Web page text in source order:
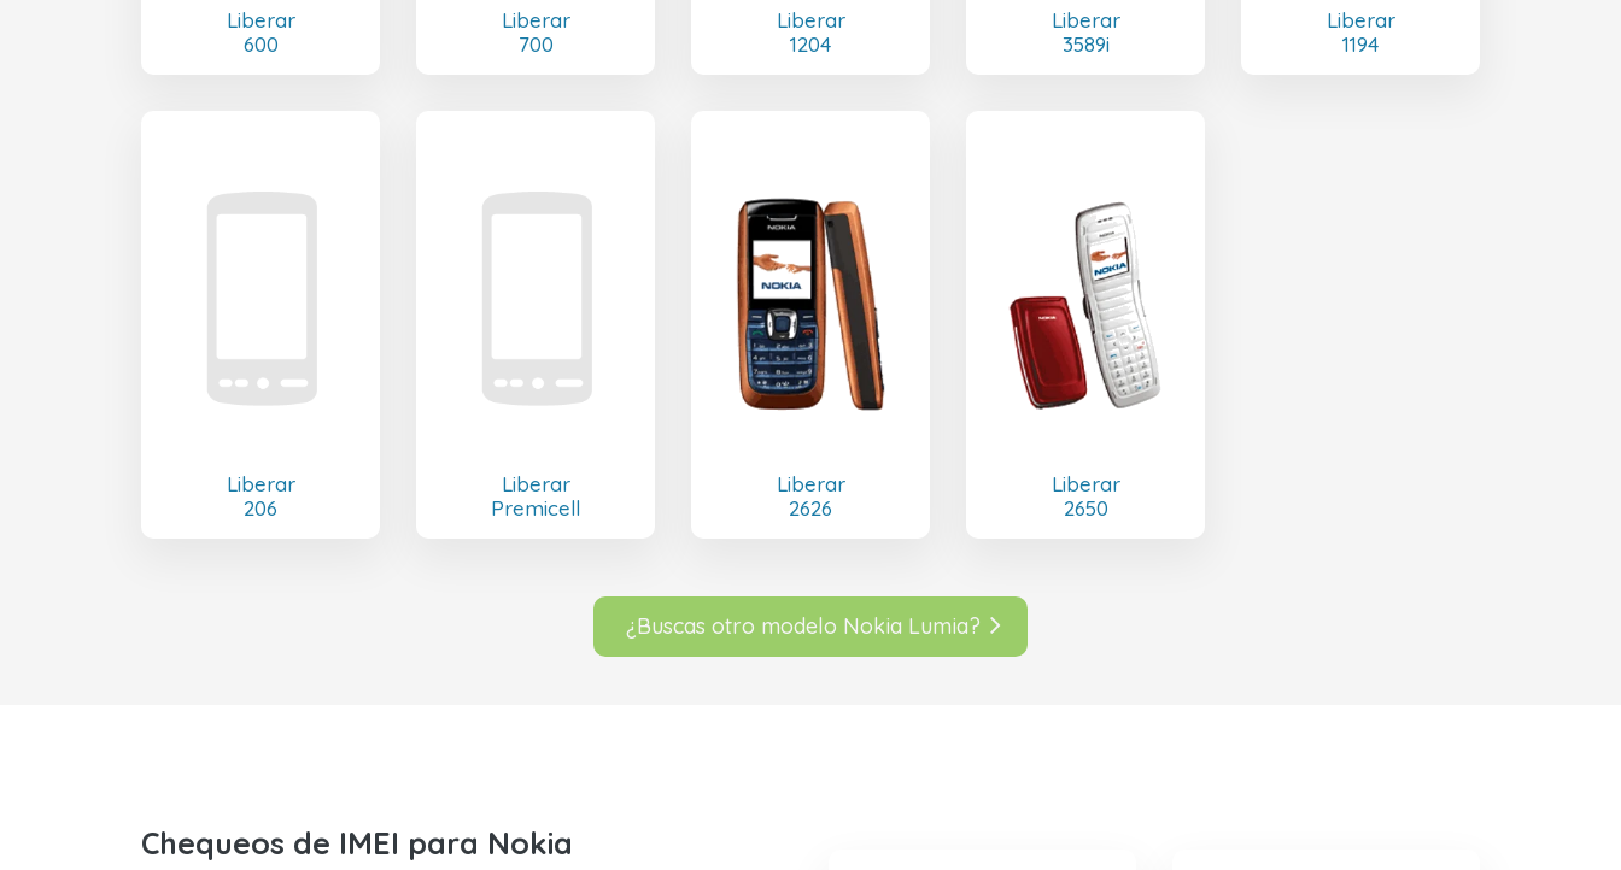
Liberar
600
Liberar
700
Liberar
1204
Liberar
3589i
Liberar
1194
Liberar
206
Liberar
Premicell
Liberar
2626
Liberar
2650
¿Buscas otro modelo Nokia Lumia?
Chequeos de IMEI para Nokia